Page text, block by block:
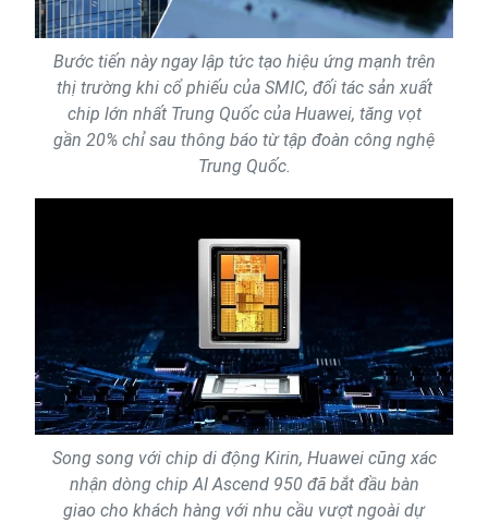
Bước tiến này ngay lập tức tạo hiệu ứng mạnh trên
thị trường khi cổ phiếu của SMIC, đối tác sản xuất
chip lớn nhất Trung Quốc của Huawei, tăng vọt
gần 20% chỉ sau thông báo từ tập đoàn công nghệ
Trung Quốc.
Song song với chip di động Kirin, Huawei cũng xác
nhận dòng chip AI Ascend 950 đã bắt đầu bàn
giao cho khách hàng với nhu cầu vượt ngoài dự